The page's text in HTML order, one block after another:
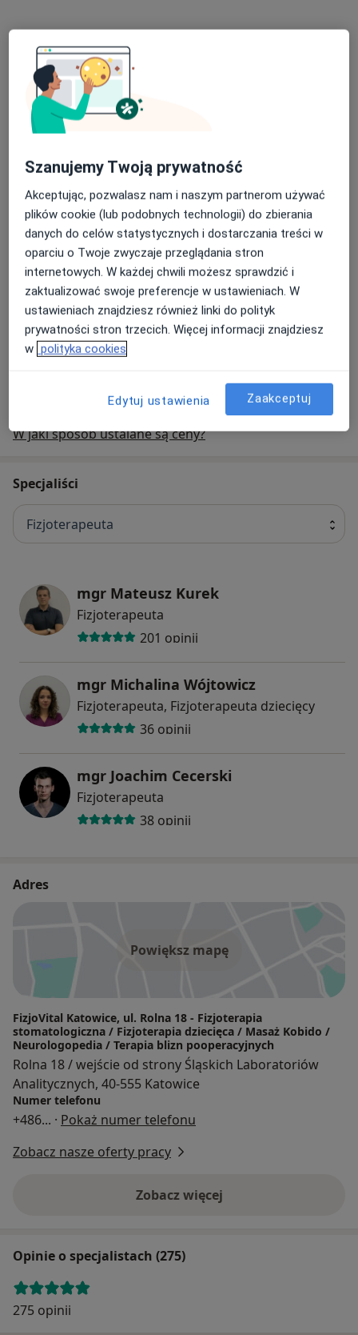
Terapia wad postawy
Od 150 zł
Szczegóły
Rehabilitacja dzieci
Od 150 zł
Fizjoterapia w pediatrii
Od 150 zł
Szczegółyfizjoterapia w pediatrii
Fizjoterapia dzieci
170 zł - 200 zł
Szczegółyfizjoterapia dzieci
Fizjoterapia dzieci (pierwsza wizyta)
170 zł
SzczegółyFizjoterapia dzieci (pierwsza wizyta)
W jaki sposób ustalane są ceny?
Specjaliści
Fizjoterapeuta
mgr Mateusz Kurek
Fizjoterapeuta
201 opinii
mgr Michalina Wójtowicz
Fizjoterapeuta, Fizjoterapeuta dziecięcy
36 opinii
mgr Joachim Cecerski
Fizjoterapeuta
38 opinii
Adres
Powiększ mapę
FizjoVital Katowice, ul. Rolna 18 - Fizjoterapia
stomatologiczna / Fizjoterapia dziecięca / Masaż Kobido /
Neurologopedia / Terapia blizn pooperacyjnych
Rolna 18 / wejście od strony Śląskich Laboratoriów
Analitycznych, 40-555 Katowice
Numer telefonu
+486... · Pokaż numer telefonu
Zobacz nasze oferty pracy
Zobacz więcej
Opinie o specjalistach (275)
275 opinii
Szanujemy Twoją prywatność
Akceptując, pozwalasz nam i naszym partnerom używać
plików cookie (lub podobnych technologii) do zbierania
danych do celów statystycznych i dostarczania treści w
oparciu o Twoje zwyczaje przeglądania stron
internetowych. W każdej chwili możesz sprawdzić i
zaktualizować swoje preferencje w ustawieniach. W
ustawieniach znajdziesz również linki do polityk
prywatności stron trzecich. Więcej informacji znajdziesz
w polityka cookies
Edytuj ustawienia Zaakceptuj